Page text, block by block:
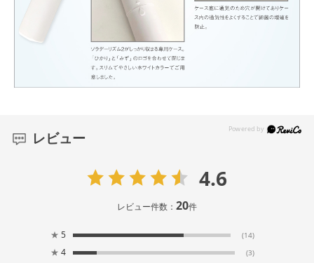
レビュー
4.6
レビュー件数： 20件
★ 5 (14)
★ 4 (3)